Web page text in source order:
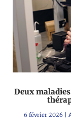
Deux
6 février 2026|